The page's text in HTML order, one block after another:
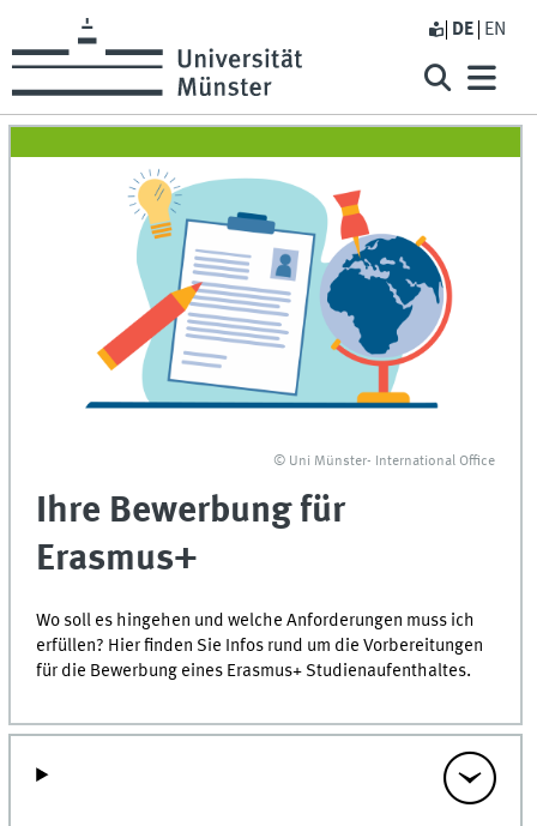
DE EN
© Uni Münster- International Office
Ihre Bewerbung für
Erasmus+
Wo soll es hingehen und welche Anforderungen muss ich
erfüllen? Hier finden Sie Infos rund um die Vorbereitungen
für die Bewerbung eines Erasmus+ Studienaufenthaltes.